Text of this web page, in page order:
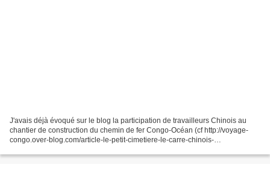
J'avais déjà évoqué sur le blog la participation de travailleurs Chinois au
chantier de construction du chemin de fer Congo-Océan (cf http://voyage-
congo.over-blog.com/article-le-petit-cimetiere-le-carre-chinois-